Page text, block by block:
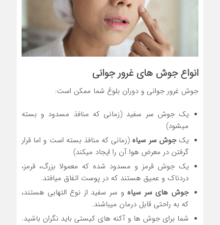
انواع جوش های غرور جوانی
جوش غرور جوانی و دوران بلوغ شما ممکن است:
یک جوش سر سفید (زمانی که منافذ مسدود و بسته
میشود)
یکجوش سر سیاه (زمانی که منافذ بسته است و اما قرار
گرفتن در معرض هوا آن را ایجاد میکند)
یک جوش قرمز و مسدود شده که معمولا بزرگ، قرمز،
دردناک و عمیق هستند که در پوست اتفاق میافتد.
جوش های سر سیاه و سر سفید از نوع التهابی هستند،
که به راحتی قابل درمان میباشند.
شما برای جوش ها و آکنه های کیستی باید نگران باشید.